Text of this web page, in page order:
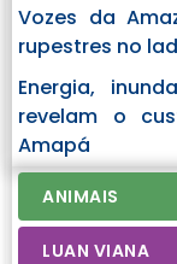
Vozes da
rupestres no
Energia,
revelam o
Amapá
ANIMAIS
LUAN VIANA